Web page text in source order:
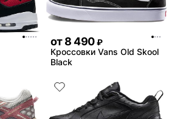
от8 490 ₽
Кроссовки Vans Old Skool
Black